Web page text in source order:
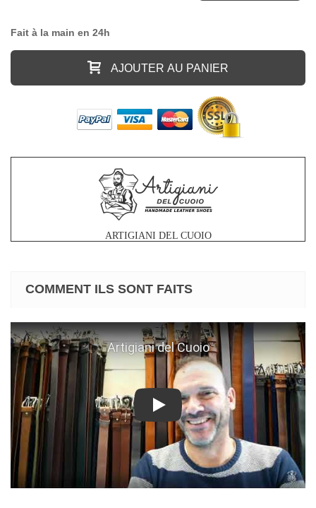
Fait à la main en 24h
AJOUTER AU PANIER
ARTIGIANI DEL CUOIO
COMMENT ILS SONT FAITS
Play